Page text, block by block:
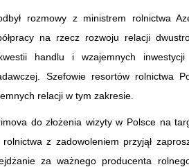
rozmowy z ministrem rolnictwa
na rzecz rozwoju relacji
handlu i wzajemnych
Szefowie resortów rolnictwa
relacji w tym zakresie.
do złożenia wizyty w Polsce na
z zadowoleniem przyjął
za ważnego producenta